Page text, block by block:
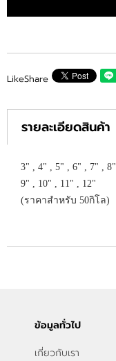
LikeShare
รายละเอียดสินค้า
3" , 4" , 5" , 6" , 7" , 8"
9" , 10" , 11" , 12"
(ราคาสำหรับ 50กิโล)
ข้อมูลทั่วไป
เกี่ยวกับเรา